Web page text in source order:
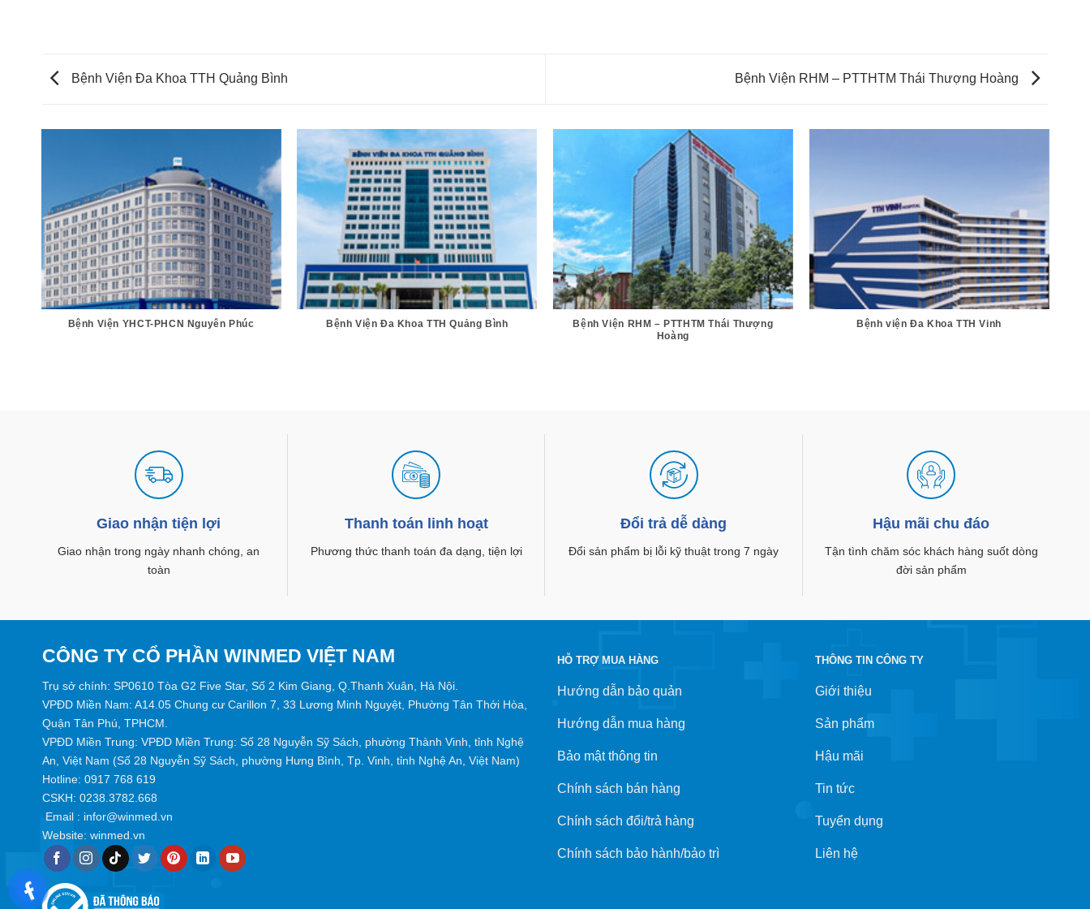
Bệnh Viện Đa Khoa TTH Quảng Bình Bệnh Viện RHM – PTTHTM Thái Thượng Hoàng
Bệnh Viện YHCT-PHCN Nguyên Phúc Bệnh Viện Đa Khoa TTH Quảng Bình
Bệnh Viện RHM – PTTHTM Thái Thượng
Hoàng
Bệnh viện Đa Khoa TTH Vinh
Giao nhận tiện lợi
Giao nhận trong ngày nhanh chóng, an
toàn
Thanh toán linh hoạt
Phương thức thanh toán đa dạng, tiện lợi
Đổi trả dễ dàng
Đổi sản phẩm bị lỗi kỹ thuật trong 7 ngày
Hậu mãi chu đáo
Tận tình chăm sóc khách hàng suốt dòng
đời sản phẩm
CÔNG TY CỔ PHẦN WINMED VIỆT NAM
Trụ sở chính: SP0610 Tòa G2 Five Star, Số 2 Kim Giang, Q.Thanh Xuân, Hà Nội.
VPĐD Miền Nam: A14.05 Chung cư Carillon 7, 33 Lương Minh Nguyệt, Phường Tân Thới Hòa,
Quận Tân Phú, TPHCM.
VPĐD Miền Trung: VPĐD Miền Trung: Số 28 Nguyễn Sỹ Sách, phường Thành Vinh, tỉnh Nghệ
An, Việt Nam (Số 28 Nguyễn Sỹ Sách, phường Hưng Bình, Tp. Vinh, tỉnh Nghệ An, Việt Nam)
Hotline: 0917 768 619
CSKH: 0238.3782.668
Email : infor@winmed.vn
Website: winmed.vn
HỖ TRỢ MUA HÀNG
Hướng dẫn bảo quản
Hướng dẫn mua hàng
Bảo mật thông tin
Chính sách bán hàng
Chính sách đổi/trả hàng
Chính sách bảo hành/bảo trì
THÔNG TIN CÔNG TY
Giới thiệu
Sản phẩm
Hậu mãi
Tin tức
Tuyển dụng
Liên hệ